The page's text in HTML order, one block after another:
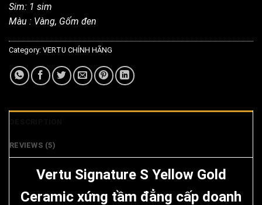
Sim: 1 sim
Màu : Vàng, Gốm đen
Category: VERTU CHÍNH HÃNG
REVIEWS (5)
Vertu Signature S Yellow Gold
Ceramic xứng tầm đẳng cấp doanh